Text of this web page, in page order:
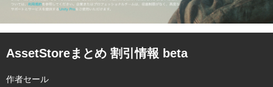
AssetStoreまとめ 割引情報 beta
作者セール